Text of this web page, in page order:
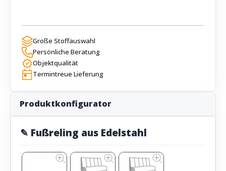
Große Stoffauswahl
Persönliche Beratung
Objektqualität
Termintreue Lieferung
Produktkonfigurator
✎ Fußreling aus Edelstahl